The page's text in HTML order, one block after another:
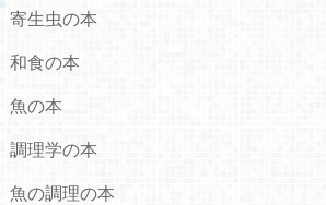
寄生虫の本
和食の本
魚の本
調理学の本
魚の調理の本